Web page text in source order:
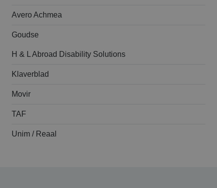
Avero Achmea
Goudse
H & L Abroad Disability Solutions
Klaverblad
Movir
TAF
Unim / Reaal